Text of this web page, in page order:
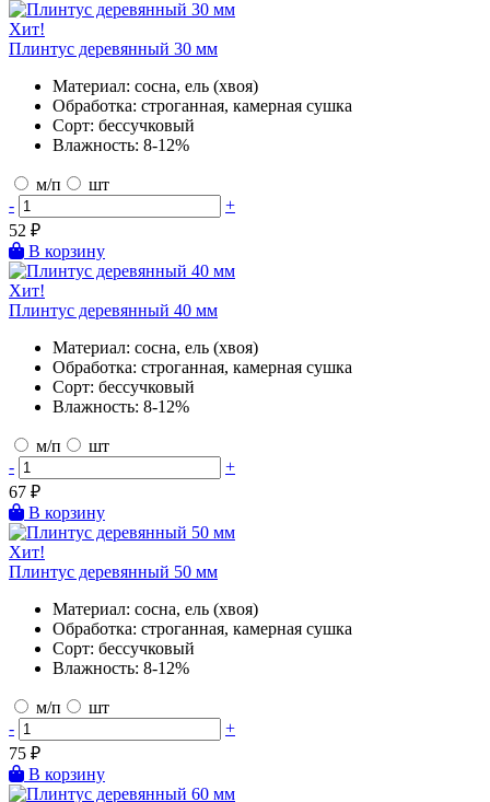
Хит!
Плинтус деревянный 30 мм
Материал: сосна, ель (хвоя)
Обработка: строганная, камерная сушка
Сорт: бессучковый
Влажность: 8-12%
м/п
шт
-
+
52 ₽
В корзину
Хит!
Плинтус деревянный 40 мм
Материал: сосна, ель (хвоя)
Обработка: строганная, камерная сушка
Сорт: бессучковый
Влажность: 8-12%
м/п
шт
-
+
67 ₽
В корзину
Хит!
Плинтус деревянный 50 мм
Материал: сосна, ель (хвоя)
Обработка: строганная, камерная сушка
Сорт: бессучковый
Влажность: 8-12%
м/п
шт
-
+
75 ₽
В корзину